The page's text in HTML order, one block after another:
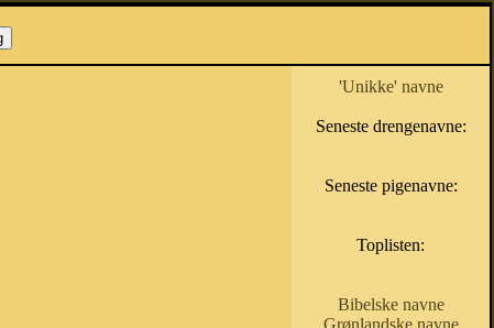
'Unikke' navne
Seneste drengenavne:
Seneste pigenavne:
Toplisten:
Bibelske navne
Grønlandske navne